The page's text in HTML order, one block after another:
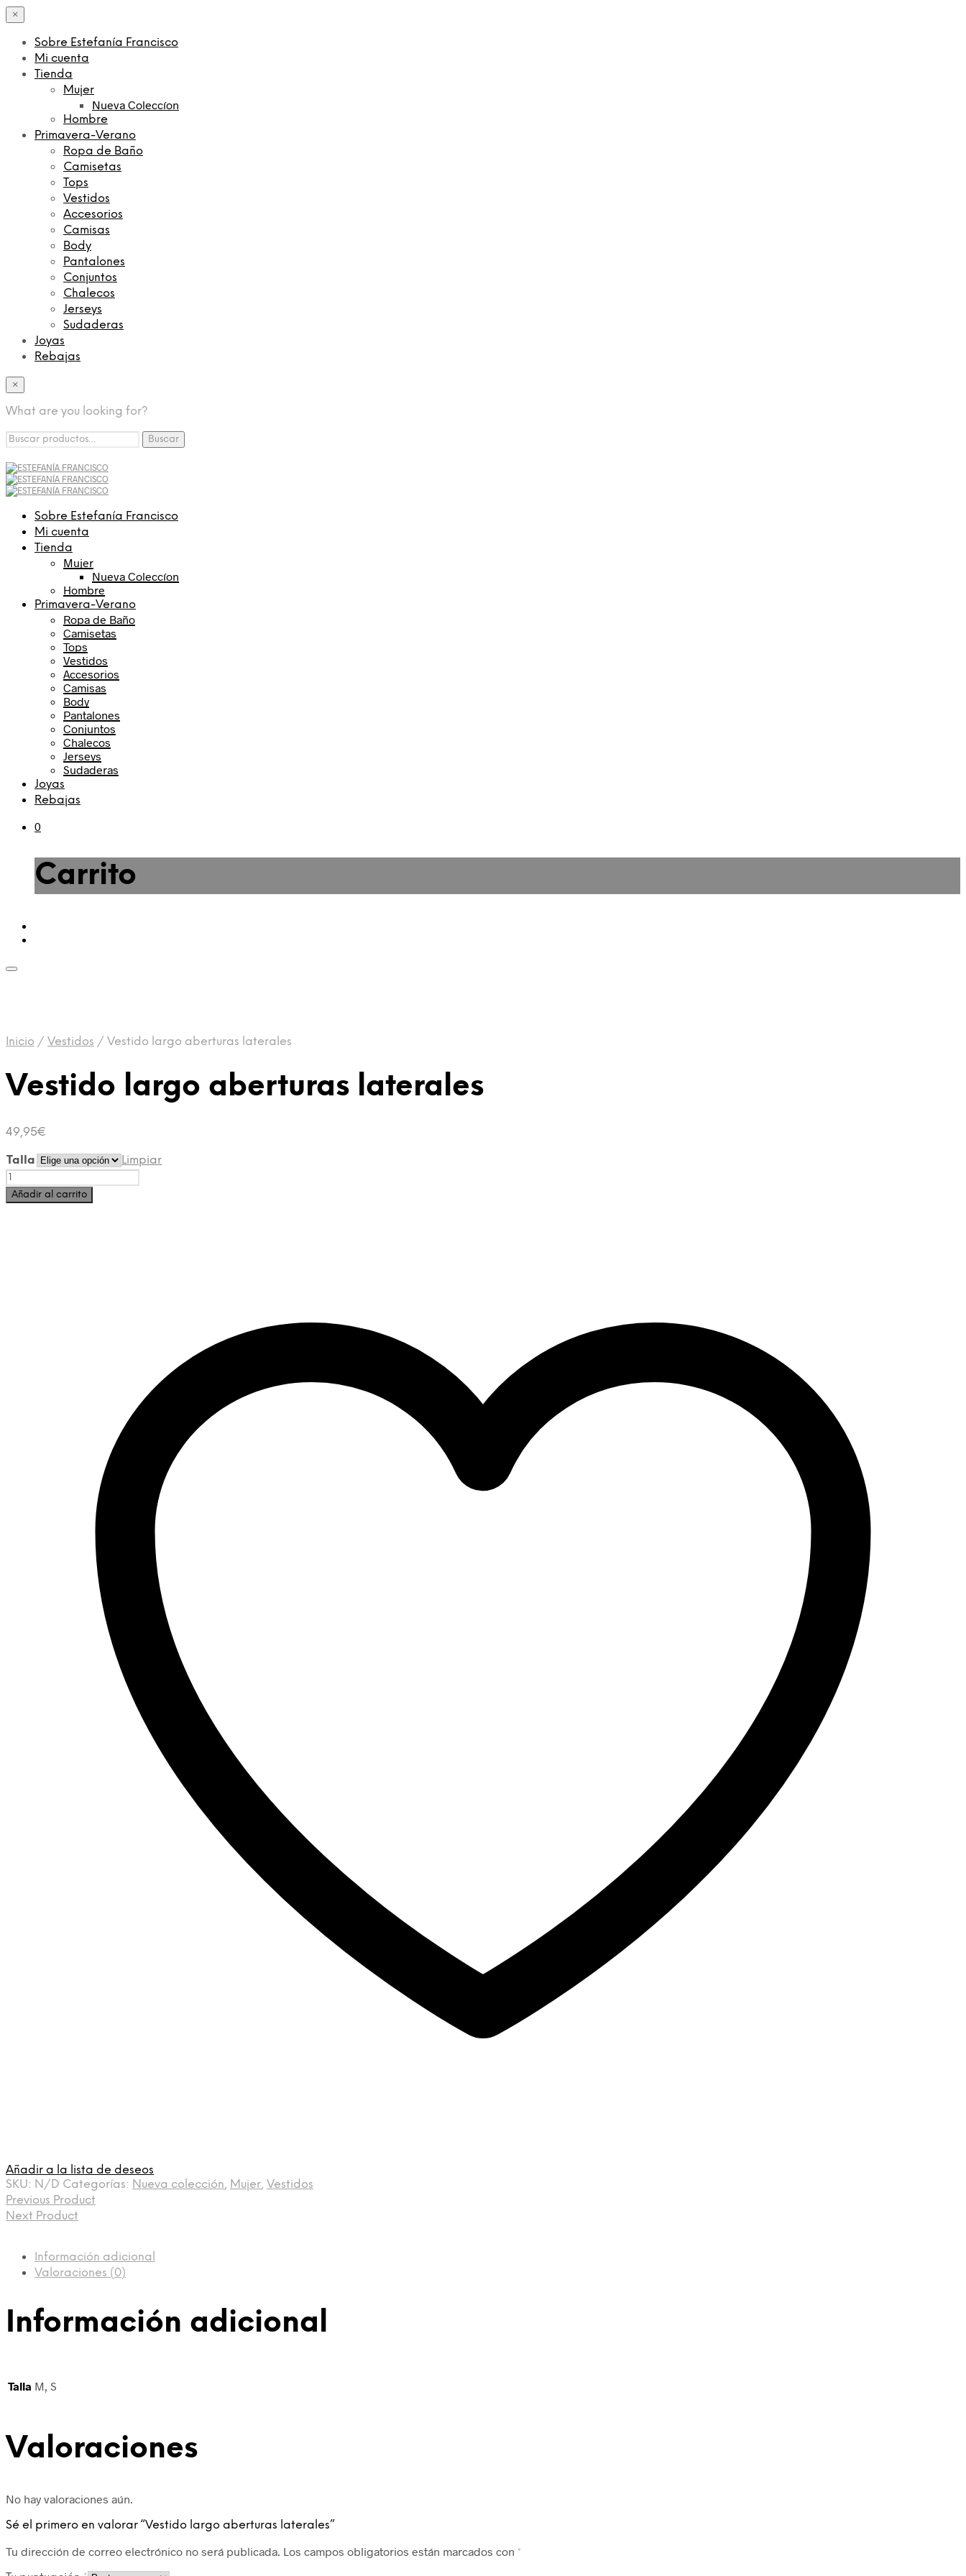
×
Sobre Estefanía Francisco
Mi cuenta
Tienda
Mujer
Nueva Coleccíon
Hombre
Primavera-Verano
Ropa de Baño
Camisetas
Tops
Vestidos
Accesorios
Camisas
Body
Pantalones
Conjuntos
Chalecos
Jerseys
Sudaderas
Joyas
Rebajas
×
What are you looking for?
Buscar
Sobre Estefanía Francisco
Mi cuenta
Tienda
Mujer
Nueva Coleccíon
Hombre
Primavera-Verano
Ropa de Baño
Camisetas
Tops
Vestidos
Accesorios
Camisas
Body
Pantalones
Conjuntos
Chalecos
Jerseys
Sudaderas
Joyas
Rebajas
0
Carrito
Inicio / Vestidos / Vestido largo aberturas laterales
Vestido largo aberturas laterales
49,95€
Talla Limpiar
Añadir al carrito
Añadir a la lista de deseos
SKU: N/D Categorías: Nueva colección, Mujer, Vestidos
Previous Product
Next Product
Información adicional
Valoraciones (0)
Información adicional
Talla M, S
Valoraciones
No hay valoraciones aún.
Sé el primero en valorar “Vestido largo aberturas laterales”
Tu dirección de correo electrónico no será publicada. Los campos obligatorios están marcados con *